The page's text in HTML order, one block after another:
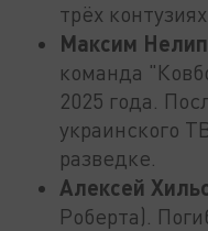
трёх
Максим
команда
2025 года.
украинского
разведке.
Алексей
Роберта).